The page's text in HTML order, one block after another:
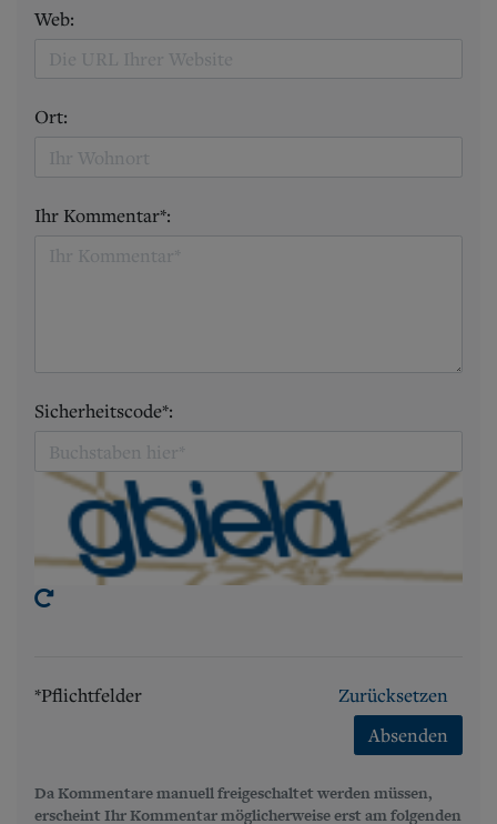
Web:
Ort:
Ihr Kommentar*:
Sicherheitscode*:
*Pflichtfelder
Zurücksetzen
Absenden
Da Kommentare manuell freigeschaltet werden müssen,
erscheint Ihr Kommentar möglicherweise erst am folgenden